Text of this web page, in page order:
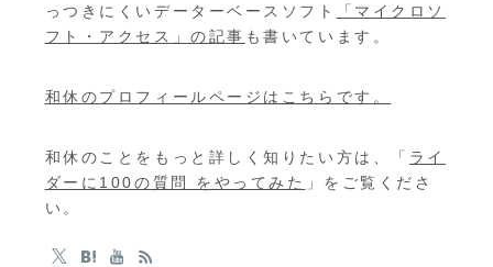
っつきにくいデーターベースソフト
「マイクロソ
フト・アクセス」の記事 も書いています。
和休のプロフィールページはこちらです。
和休のことをもっと詳しく知りたい方は、「 ライ
ダーに100の質問 をやってみた
」をご覧くださ
い。